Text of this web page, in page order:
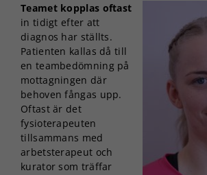
Teamet kopplas oftast
in tidigt efter att
diagnos har ställts.
Patienten kallas då till
en teambedömning på
mottagningen där
behoven fångas upp.
Oftast är det
fysioterapeuten
tillsammans med
arbetsterapeut och
kurator som träffar